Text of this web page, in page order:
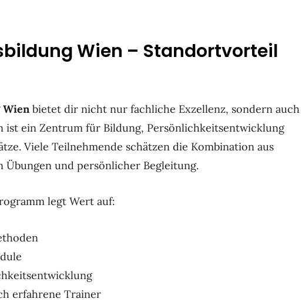
Wien – Standortvorteil
bietet dir nicht nur fachliche Exzellenz, sondern auch
ist ein Zentrum für Bildung, Persönlichkeitsentwicklung
Viele Teilnehmende schätzen die Kombination aus
und persönlicher Begleitung.
legt Wert auf:
erfahrene Trainer